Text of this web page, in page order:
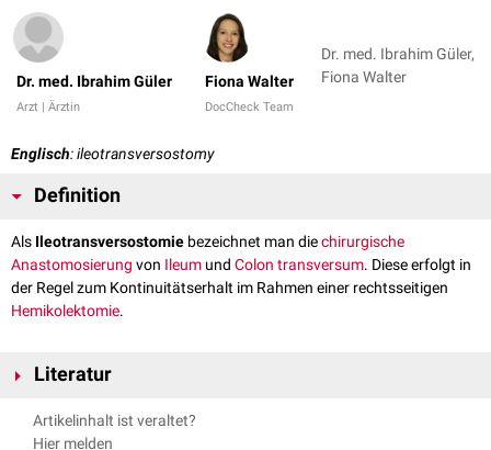
Dr. med. Ibrahim Güler
Arzt | Ärztin
Fiona Walter
DocCheck Team
Dr. med. Ibrahim Güler,
Fiona Walter
Englisch: ileotransversostomy
Definition
Als Ileotransversostomie bezeichnet man diechirurgische
Anastomosierung von Ileum und Colon transversum. Diese erfolgt in
der Regel zum Kontinuitätserhalt im Rahmen einer rechtsseitigen
Hemikolektomie.
Literatur
Pschyrembel online - Ileotransversostomie
19.10.2021
Artikelinhalt ist veraltet?
Hier melden